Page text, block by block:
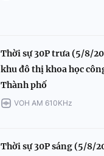
Thời sự 30P trưa (5/8/
khu đô thị khoa học
Thành phố
VOH AM 610KHz
Thời sự 30P sáng (5/8/